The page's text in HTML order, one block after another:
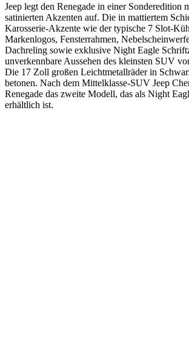
Jeep legt den Renegade in einer Sonderedition
satinierten Akzenten auf. Die in mattiertem
Karosserie-Akzente wie der typische 7 Slot-
Markenlogos, Fensterrahmen,
Dachreling sowie exklusive Night Eagle
unverkennbare Aussehen des kleinsten SUV
Die 17 Zoll großen Leichtmetallräder in
betonen. Nach dem Mittelklasse-SUV Jeep
Renegade das zweite Modell, das als Night
erhältlich ist.